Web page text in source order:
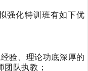
强化特训班有如下优
验、理论功底深厚的
队执教；